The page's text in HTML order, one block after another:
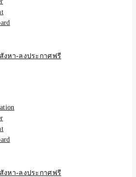
หา-ลงประกาศฟรี
หา-ลงประกาศฟรี